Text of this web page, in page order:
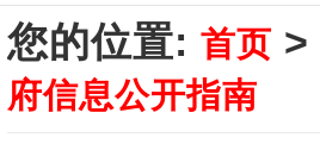
您的位置: 首页 >
府信息公开指南